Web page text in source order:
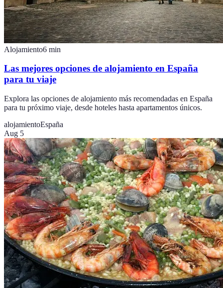
Alojamiento6 min
Las mejores opciones de alojamiento en España
para tu viaje
Explora las opciones de alojamiento más recomendadas en España
para tu próximo viaje, desde hoteles hasta apartamentos únicos.
alojamientoEspaña
Aug 5